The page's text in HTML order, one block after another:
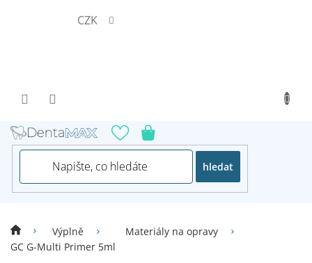
CZK
hledat
Výplně
Materiály na opravy
GC G-Multi Primer 5ml